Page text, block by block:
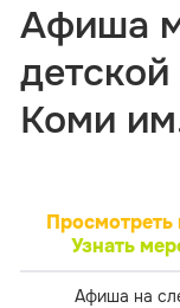
Афиша
Коми
Просмотреть
Узнать
Афиша на